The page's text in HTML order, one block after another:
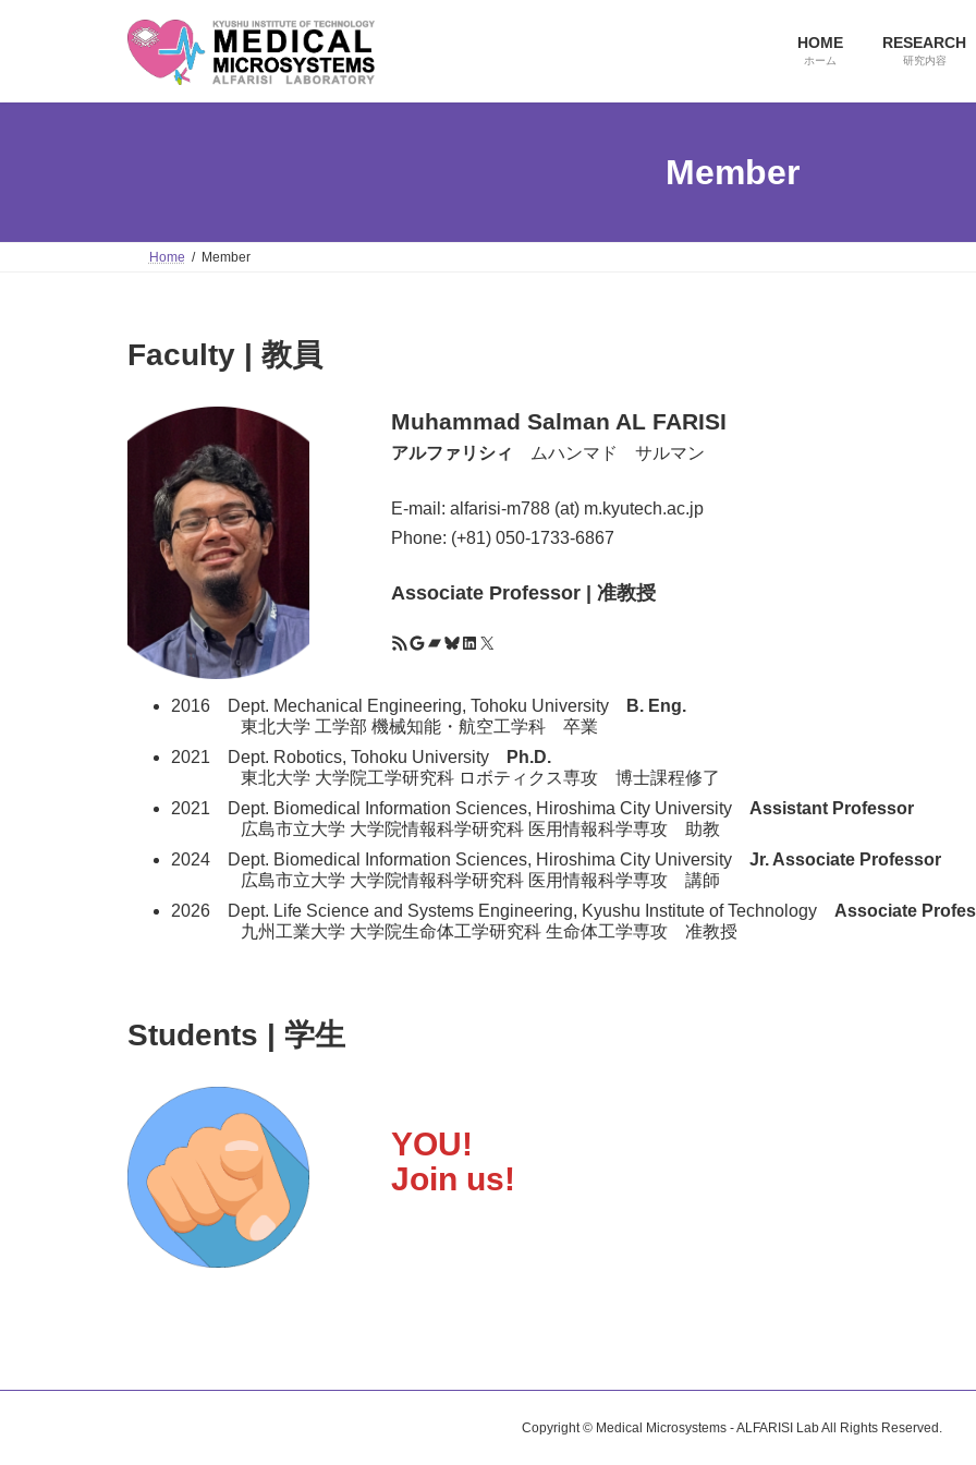
HOME
ホーム
RESEARCH
研究内容
Member
Home Member
Faculty | 教員
Muhammad Salman AL FARISI
アルファリシィ ムハンマド サルマン
E-mail: alfarisi-m788 (at) m.kyutech.ac.jp
Phone: (+81) 050-1733-6867
Associate Professor | 准教授
Kyutech Profile
Scholar
Researchmap
KAKEN
LinkedIn
X
2016 Dept. Mechanical Engineering, Tohoku University
B. Eng.
東北大学 工学部 機械知能・航空工学科 卒業
2021 Dept. Robotics, Tohoku University
Ph.D.
東北大学 大学院工学研究科 ロボティクス専攻 博士課程修了
2021 Dept. Biomedical Information Sciences, Hiroshima City University Assistant Professor
広島市立大学 大学院情報科学研究科 医用情報科学専攻 助教
2024 Dept. Biomedical Information Sciences, Hiroshima City University Jr. Associate Professor
広島市立大学 大学院情報科学研究科 医用情報科学専攻 講師
2026 Dept. Life Science and Systems Engineering, Kyushu Institute of Technology Associate
九州工業大学 大学院生命体工学研究科 生命体工学専攻 准教授
Students | 学生
YOU!
Join us!
Copyright © Medical Microsystems - ALFARISI Lab All Rights Reserved.